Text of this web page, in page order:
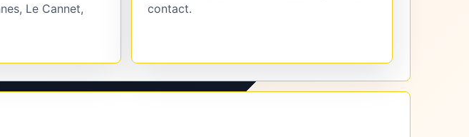
Le Cannet,
contact.